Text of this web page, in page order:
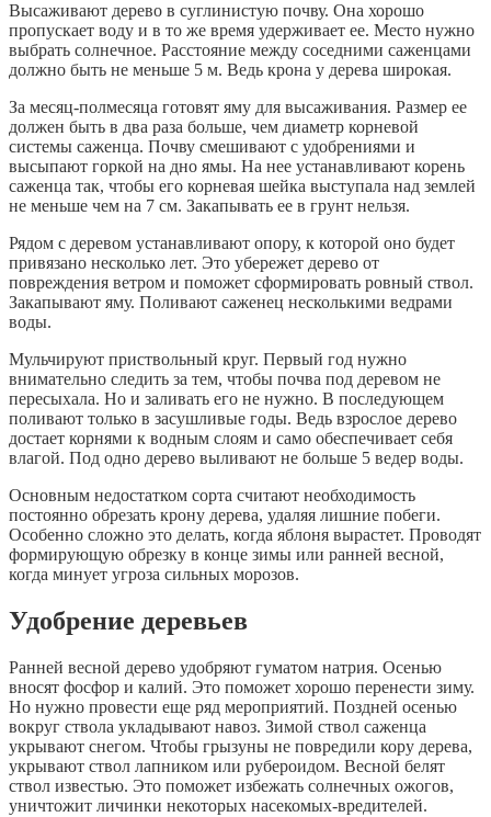
Высаживают дерево в суглинистую почву. Она хорошо
пропускает воду и в то же время удерживает ее. Место нужно
выбрать солнечное. Расстояние между соседними саженцами
должно быть не меньше 5 м. Ведь крона у дерева широкая.
За месяц-полмесяца готовят яму для высаживания. Размер ее
должен быть в два раза больше, чем диаметр корневой
системы саженца. Почву смешивают с удобрениями и
высыпают горкой на дно ямы. На нее устанавливают корень
саженца так, чтобы его корневая шейка выступала над землей
не меньше чем на 7 см. Закапывать ее в грунт нельзя.
Рядом с деревом устанавливают опору, к которой оно будет
привязано несколько лет. Это убережет дерево от
повреждения ветром и поможет сформировать ровный ствол.
Закапывают яму. Поливают саженец несколькими ведрами
воды.
Мульчируют приствольный круг. Первый год нужно
внимательно следить за тем, чтобы почва под деревом не
пересыхала. Но и заливать его не нужно. В последующем
поливают только в засушливые годы. Ведь взрослое дерево
достает корнями к водным слоям и само обеспечивает себя
влагой. Под одно дерево выливают не больше 5 ведер воды.
Основным недостатком сорта считают необходимость
постоянно обрезать крону дерева, удаляя лишние побеги.
Особенно сложно это делать, когда яблоня вырастет. Проводят
формирующую обрезку в конце зимы или ранней весной,
когда минует угроза сильных морозов.
Удобрение деревьев
Ранней весной дерево удобряют гуматом натрия. Осенью
вносят фосфор и калий. Это поможет хорошо перенести зиму.
Но нужно провести еще ряд мероприятий. Поздней осенью
вокруг ствола укладывают навоз. Зимой ствол саженца
укрывают снегом. Чтобы грызуны не повредили кору дерева,
укрывают ствол лапником или рубероидом. Весной белят
ствол известью. Это поможет избежать солнечных ожогов,
уничтожит личинки некоторых насекомых-вредителей.